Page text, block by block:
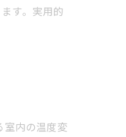
す。実用的
室内の温度変